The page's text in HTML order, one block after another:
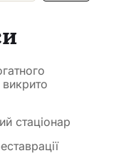
стаціонар